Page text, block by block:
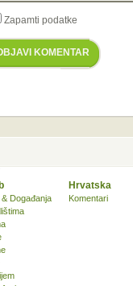
Zapamti podatke
KOMENTAR
Događanja
Hrvatska
Komentari